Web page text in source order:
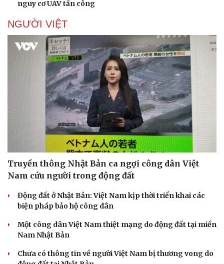
nguy cơ UAV tấn công
NGƯỜI VIỆT
Truyền thông Nhật Bản ca ngợi công dân Việt
Nam cứu người trong động đất
Động đất ở Nhật Bản: Việt Nam kịp thời triển khai các
biện pháp bảo hộ công dân
Một công dân Việt Nam thiệt mạng do động đất tại miền
Nam Nhật Bản
Chưa có thông tin về người Việt Nam bị thương vong do